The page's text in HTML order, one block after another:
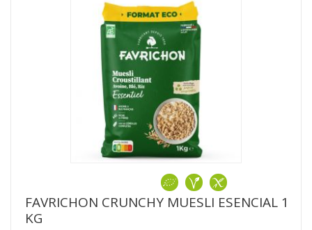
FAVRICHON CRUNCHY MUESLI ESENCIAL 1
KG